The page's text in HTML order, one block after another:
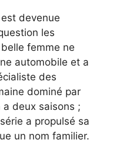
devenue
les
femme ne
automobile et a
des
dominé par
deux saisons ;
a propulsé sa
un nom familier.